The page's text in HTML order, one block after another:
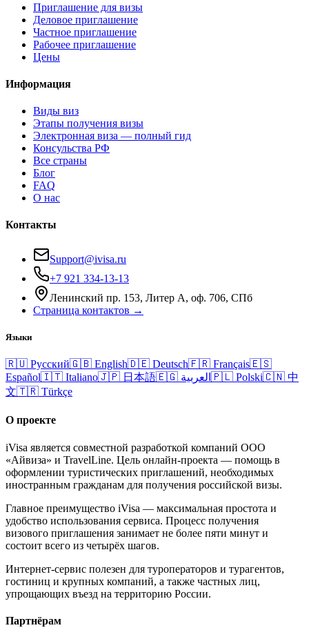
Приглашение для визы
Деловое приглашение
Частное приглашение
Рабочее приглашение
Цены
Информация
Виды виз
Этапы получения визы
Электронная виза — полный гид
Консульства РФ
Все страны
Блог
FAQ
О нас
Контакты
Support@ivisa.ru
+7 921 334-13-13
Ленинский пр. 153, Литер А, оф. 706, СПб
Страница контактов →
Языки
🇷🇺 Русский🇬🇧 English🇩🇪 Deutsch🇫🇷 Français🇪🇸
Español🇮🇹 Italiano🇯🇵 日本語🇪🇬 العربية 🇵🇱 Polski🇨🇳 中
文🇹🇷 Türkçe
О проекте
iVisa является совместной разработкой компаний ООО
«Айвиза» и TravelLine. Цель онлайн-проекта — помощь в
оформлении туристических приглашений, необходимых
иностранным гражданам для получения российской визы.
Главное преимущество iVisa — максимальная простота и
удобство использования сервиса. Процесс получения
визового приглашения занимает не более пяти минут и
состоит всего из четырёх шагов.
Интернет-сервис полезен для туроператоров и турагентов,
гостиниц и крупных компаний, а также частных лиц,
упрощающих въезд на территорию России.
Партнёрам